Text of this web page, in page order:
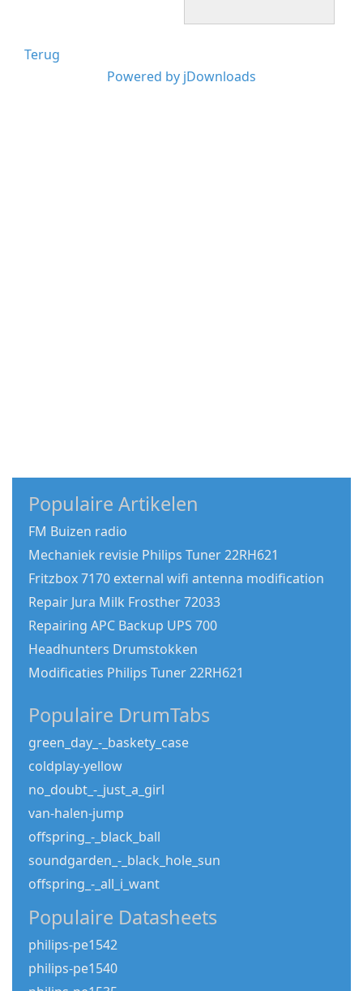
Terug
Powered by jDownloads
Populaire Artikelen
FM Buizen radio
Mechaniek revisie Philips Tuner 22RH621
Fritzbox 7170 external wifi antenna modification
Repair Jura Milk Frosther 72033
Repairing APC Backup UPS 700
Headhunters Drumstokken
Modificaties Philips Tuner 22RH621
Populaire DrumTabs
green_day_-_baskety_case
coldplay-yellow
no_doubt_-_just_a_girl
van-halen-jump
offspring_-_black_ball
soundgarden_-_black_hole_sun
offspring_-_all_i_want
Populaire Datasheets
philips-pe1542
philips-pe1540